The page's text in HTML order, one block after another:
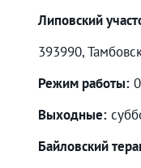
Липовский
393990,
Режим работы:
Выходные:
Байловский